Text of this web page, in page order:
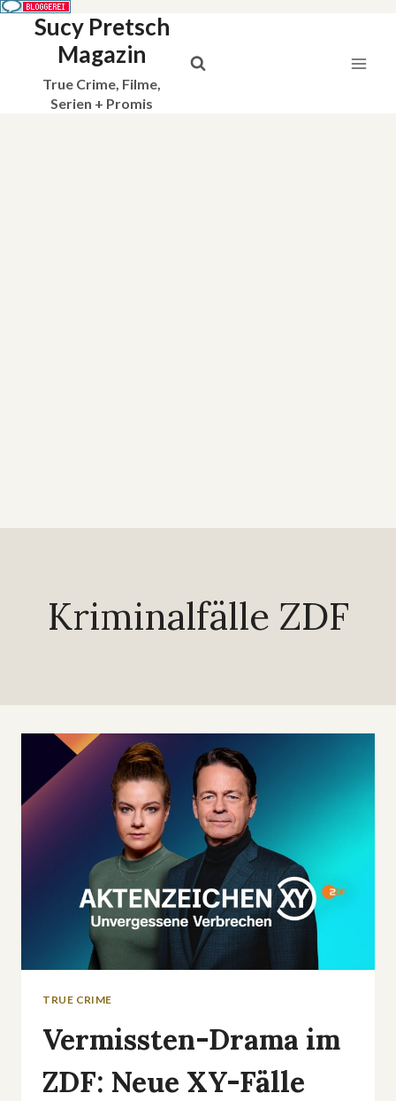
Sucy Pretsch
Magazin
True Crime, Filme,
Serien + Promis
Kriminalfälle ZDF
TRUE CRIME
Vermissten-Drama im
ZDF: Neue XY-Fälle